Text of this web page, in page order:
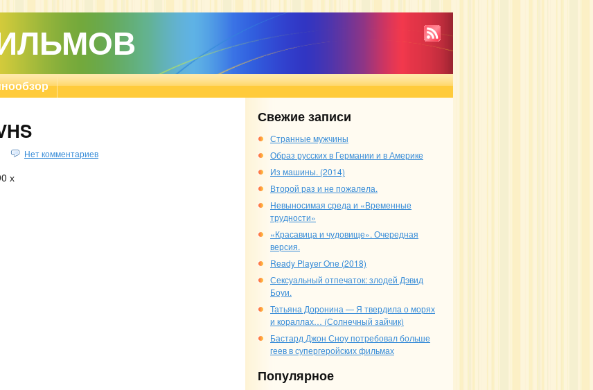
Нет комментариев
х
Свежие записи
Странные мужчины
Образ русских в Германии и в Америке
Из машины. (2014)
Второй раз и не пожалела.
Невыносимая среда и «Временные
трудности»
«Красавица и чудовище». Очередная
версия.
Ready Player One (2018)
Сексуальный отпечаток: злодей Дэвид
Боуи.
Татьяна Доронина — Я твердила о морях
и кораллах… (Солнечный зайчик)
Бастард Джон Сноу потребовал больше
геев в супергеройских фильмах
Популярное